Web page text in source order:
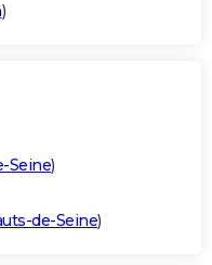
)
Seine)
de-Seine)